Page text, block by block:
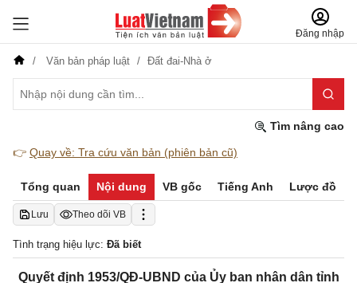
Đăng nhập
Văn bản pháp luật Đất đai-Nhà ở
Tìm nâng cao
👉 Quay về: Tra cứu văn bản (phiên bản cũ)
Tổng quan Nội dung VB gốc Tiếng Anh Lược đồ
Lưu Theo dõi VB
Tình trạng hiệu lực: Đã biết
Quyết định 1953/QĐ-UBND của Ủy ban nhân dân tỉnh